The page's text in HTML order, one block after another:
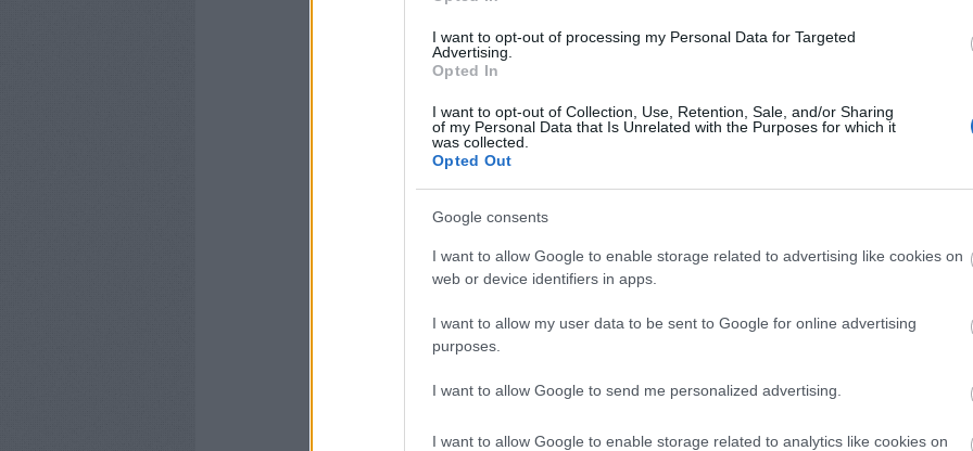
I want to opt-out of processing my Personal Data for Targeted
Advertising.
Opted In
I want to opt-out of Collection, Use, Retention, Sale, and/or Sharing
of my Personal Data that Is Unrelated with the Purposes for which it
was collected.
Opted Out
Google consents
I want to allow Google to enable storage related to advertising like cookies on
web or device identifiers in apps.
I want to allow my user data to be sent to Google for online advertising
purposes.
I want to allow Google to send me personalized advertising.
I want to allow Google to enable storage related to analytics like cookies on
üzleti
célja,
több